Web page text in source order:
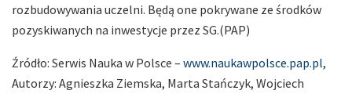
rozbudowywania uczelni. Będą one pokrywane ze środków
pozyskiwanych na inwestycje przez SG.(PAP)
Źródło: Serwis Nauka w Polsce – www.naukawpolsce.pap.pl,
Autorzy: Agnieszka Ziemska, Marta Stańczyk, Wojciech